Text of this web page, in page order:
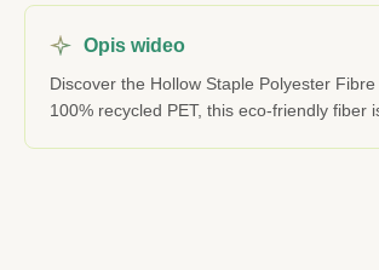
Opis wideo
Discover the Hollow Staple Polyester
100% recycled PET, this eco-friendly